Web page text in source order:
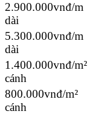
2.900.000vnđ/m
dài
5.300.000vnđ/m
dài
1.400.000vnđ/m²
cánh
800.000vnđ/m²
cánh